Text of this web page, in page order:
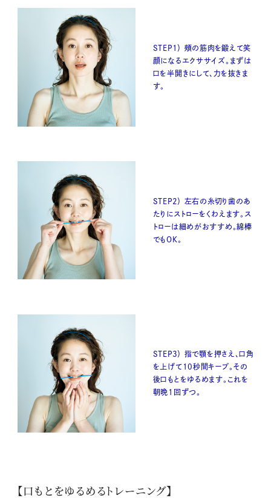
STEP1） 頰の筋肉を鍛えて笑
顔になるエクササイズ。まずは
口を半開きにして、力を抜きま
す。
STEP2） 左右の糸切り歯のあ
たりにストローをくわえます。ス
トローは細めがおすすめ。綿棒
でもOK。
STEP3） 指で顎を押さえ、口角
を上げて10秒間キープ。その
後口もとをゆるめます。これを
朝晩1回ずつ。
【口もとをゆるめるトレーニング】